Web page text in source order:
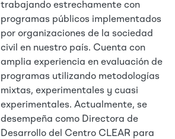
trabajando estrechamente con
programas públicos implementados
por organizaciones de la sociedad
civil en nuestro país. Cuenta con
amplia experiencia en evaluación de
programas utilizando metodologías
mixtas, experimentales y cuasi
experimentales. Actualmente, se
desempeña como Directora de
Desarrollo del Centro CLEAR para